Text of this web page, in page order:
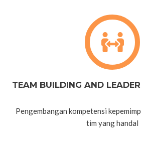
TEAM BUILDING AND
Pengembangan kompetensi
tim yang handal